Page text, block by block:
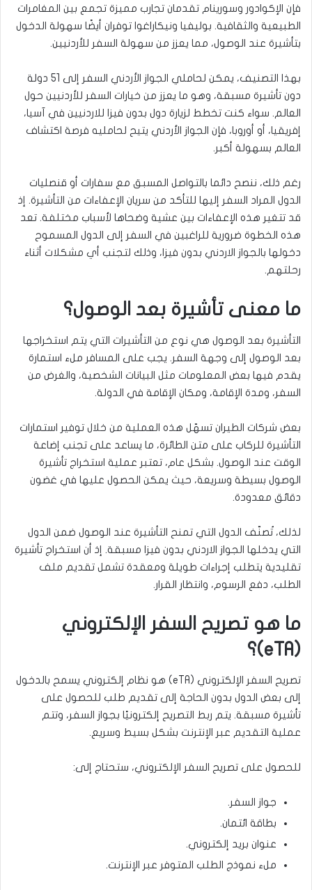
فإن الإكوادور وسورينام تقدمان تجارب مميزة تجمع بين المغامرات
الطبيعية والثقافية. بوليفيا ونيكاراغوا توفران أيضًا سهولة الدخول
بتأشيرة عند الوصول، مما يعزز من سهولة السفر للأردنيين.
بهذا التصنيف، يمكن لحاملي الجواز الأردني السفر إلى 51 دولة
دون تأشيرة مسبقة، وهو ما يعزز من خيارات السفر للأردنيين حول
العالم. سواء كنت تخطط لزيارة دول بدون فيزا للاردنيين في آسيا،
إفريقيا، أو أوروبا، فإن الجواز الأردني يتيح لحامليه فرصة اكتشاف
العالم بسهولة أكبر.
رغم ذلك، ننصح دائما بالتواصل المسبق مع سفارات أو قنصليات
الدول المراد السفر إليها للتأكد من سريان الإعفاءات من التأشيرة. إذ
قد تتغير هذه الإعفاءات بين عشية وضحاها لأسباب مختلفة. تعد
هذه الخطوة ضرورية للراغبين في السفر إلى الدول المسموح
دخولها بالجواز الاردني بدون فيزا، وذلك لتجنب أي مشكلات أثناء
رحلتهم.
ما معنى تأشيرة بعد الوصول؟
التأشيرة بعد الوصول هي نوع من التأشيرات التي يتم استخراجها
بعد الوصول إلى وجهة السفر. يجب على المسافر ملء استمارة
يقدم فيها بعض المعلومات مثل البيانات الشخصية، والغرض من
السفر، ومدة الإقامة، ومكان الإقامة في الدولة.
بعض شركات الطيران تسهّل هذه العملية من خلال توفير استمارات
التأشيرة للركاب على متن الطائرة، ما يساعد على تجنب إضاعة
الوقت عند الوصول. بشكل عام، تعتبر عملية استخراج تأشيرة
الوصول بسيطة وسريعة، حيث يمكن الحصول عليها في غضون
دقائق معدودة.
لذلك، تُصنّف الدول التي تمنح التأشيرة عند الوصول ضمن الدول
التي يدخلها الجواز الاردني بدون فيزا مسبقة. إذ أن استخراج تأشيرة
تقليدية يتطلب إجراءات طويلة ومعقدة تشمل تقديم ملف
الطلب، دفع الرسوم، وانتظار القرار.
ما هو تصريح السفر الإلكتروني
(eTA)؟
تصريح السفر الإلكتروني (eTA) هو نظام إلكتروني يسمح بالدخول
إلى بعض الدول بدون الحاجة إلى تقديم طلب للحصول على
تأشيرة مسبقة. يتم ربط التصريح إلكترونيًا بجواز السفر، وتتم
عملية التقديم عبر الإنترنت بشكل بسيط وسريع.
للحصول على تصريح السفر الإلكتروني، ستحتاج إلى:
جواز السفر.
بطاقة ائتمان.
عنوان بريد إلكتروني.
ملء نموذج الطلب المتوفر عبر الإنترنت.